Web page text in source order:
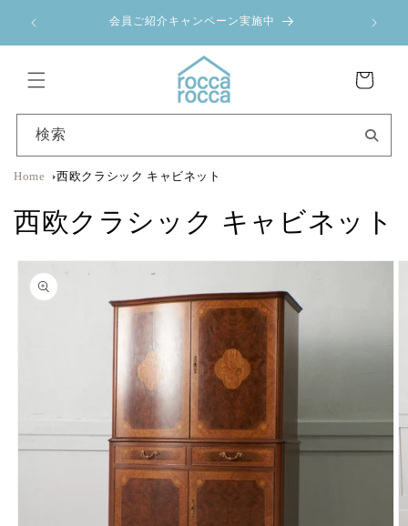
ンツに
会員ご紹介キャンペーン実施中
ー
検索
Home 西欧クラシック キャビネット
西欧クラシック キャビネット
商品情
報にス
キップ